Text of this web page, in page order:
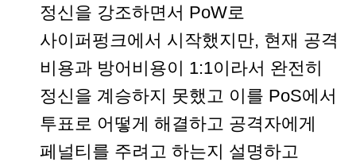
정신을 강조하면서 PoW로
사이퍼펑크에서 시작했지만, 현재 공격
비용과 방어비용이 1:1이라서 완전히
정신을 계승하지 못했고 이를 PoS에서
투표로 어떻게 해결하고 공격자에게
페널티를 주려고 하는지 설명하고